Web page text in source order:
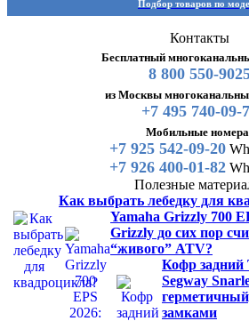
Подбор товаров по
Контакты
Бесплатный
8 800 550-
из Москвы
+7 495 740-09-
Мобильные
+7 925 542-09-20
+7 926 400-01-82
Полезные
Как выбрать лебедку для
Yamaha Grizzly 700
Grizzly до сих пор
“живого” ATV?
Кофр задний
Segway
замками